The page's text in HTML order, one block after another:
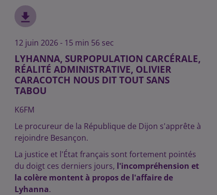
12 juin 2026 - 15 min 56 sec
LYHANNA, SURPOPULATION CARCÉRALE,
RÉALITÉ ADMINISTRATIVE, OLIVIER
CARACOTCH NOUS DIT TOUT SANS
TABOU
K6FM
Le procureur de la République de Dijon s'apprête à
rejoindre Besançon.
La justice et l'État français sont fortement pointés
du doigt ces derniers jours, l'incompréhension et
la colère montent à propos de l'affaire de
Lyhanna.